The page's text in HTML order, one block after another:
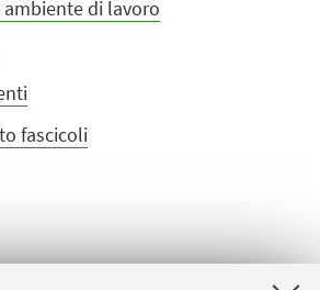
ambiente di lavoro
fascicoli